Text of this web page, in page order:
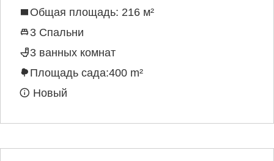
Общая площадь: 216 м²
3 Спальни
3 ванных комнат
Площадь сада:400 m²
Новый